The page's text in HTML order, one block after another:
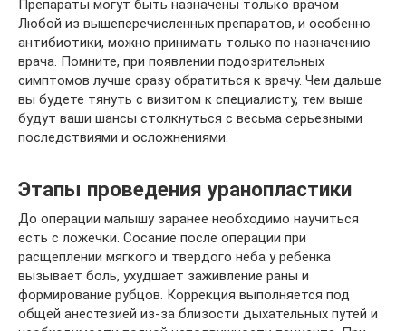
Препараты могут быть назначены только врачом
Любой из вышеперечисленных препаратов, и особенно
антибиотики, можно принимать только по назначению
врача. Помните, при появлении подозрительных
симптомов лучше сразу обратиться к врачу. Чем дальше
вы будете тянуть с визитом к специалисту, тем выше
будут ваши шансы столкнуться с весьма серьезными
последствиями и осложнениями.
Этапы проведения уранопластики
До операции малышу заранее необходимо научиться
есть с ложечки. Сосание после операции при
расщеплении мягкого и твердого неба у ребенка
вызывает боль, ухудшает заживление раны и
формирование рубцов. Коррекция выполняется под
общей анестезией из-за близости дыхательных путей и